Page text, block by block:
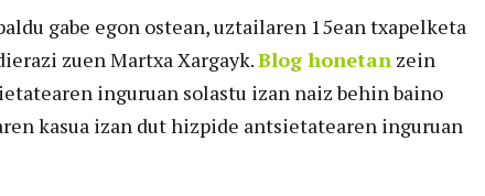
gabe egon ostean, uztailaren 15ean txapelketa
zuen Martxa Xargayk.Blog honetan zein
inguruan solastu izan naiz behin baino
kasua izan dut hizpide antsietatearen inguruan